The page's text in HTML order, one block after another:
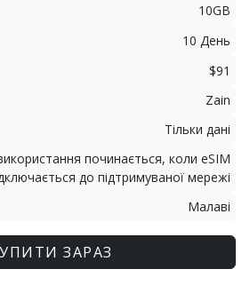
10GB
10 День
$91
Zain
Тільки дані
починається, коли eSIM
до підтримуваної мережі
Малаві
ЗАРАЗ